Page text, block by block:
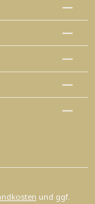
und ggf.